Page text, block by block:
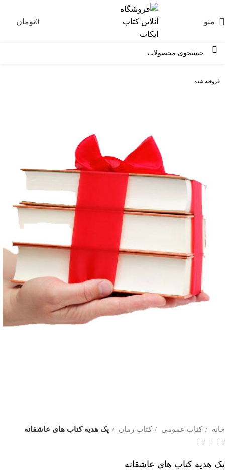
منو 0تومان
فروخته شده
خانه کتاب عمومی کتاب رمان پک هدیه کتاب های عاشقانه
پک هدیه کتاب های عاشقانه